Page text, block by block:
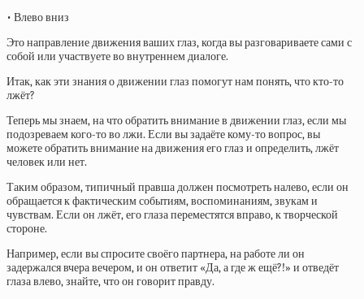
• Влево вниз
Это направление движения ваших глаз, когда вы разговариваете сами с
собой или участвуете во внутреннем диалоге.
Итак, как эти знания о движении глаз помогут нам понять, что кто-то
лжёт?
Теперь мы знаем, на что обратить внимание в движении глаз, если мы
подозреваем кого-то во лжи. Если вы задаёте кому-то вопрос, вы
можете обратить внимание на движения его глаз и определить, лжёт
человек или нет.
Таким образом, типичный правша должен посмотреть налево, если он
обращается к фактическим событиям, воспоминаниям, звукам и
чувствам. Если он лжёт, его глаза переместятся вправо, к творческой
стороне.
Например, если вы спросите своёго партнера, на работе ли он
задержался вчера вечером, и он ответит «Да, а где ж ещё?!» и отведёт
глаза влево, знайте, что он говорит правду.